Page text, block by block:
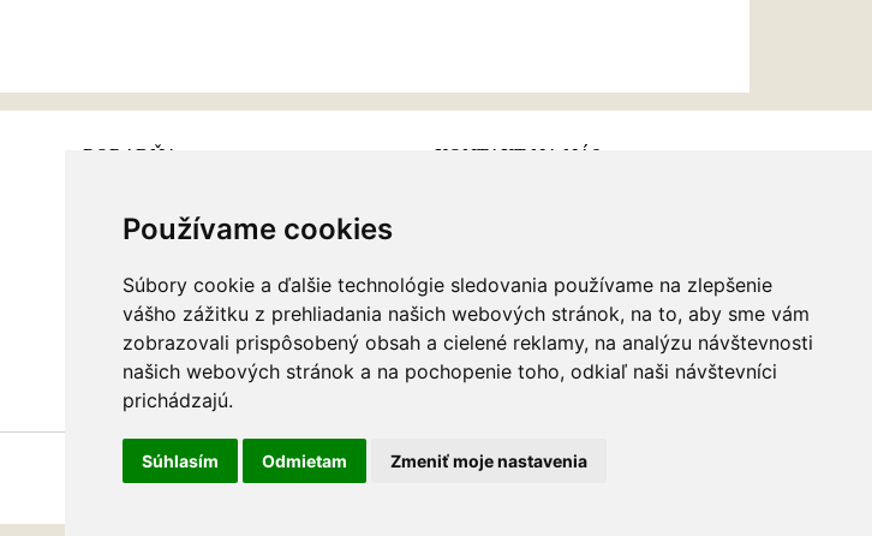
Používame cookies
Súbory cookie a ďalšie technológie sledovania používame na zlepšenie
vášho zážitku z prehliadania našich webových stránok, na to, aby sme vám
zobrazovali prispôsobený obsah a cielené reklamy, na analýzu návštevnosti
našich webových stránok a na pochopenie toho, odkiaľ naši návštevníci
prichádzajú.
Súhlasím Odmietam Zmeniť moje nastavenia
PORADŇA
Ako nakupovať
Doprava a poštovné
KONTAKT NA NÁS
+421556224323